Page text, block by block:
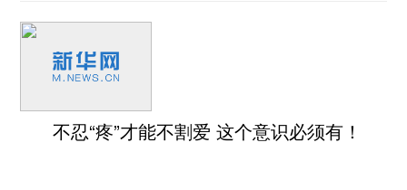
不忍“疼”才能不割爱 这个意识必须有！